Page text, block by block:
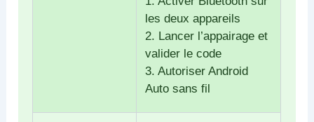
les deux appareils
2. Lancer l’appairage et
valider le code
3. Autoriser Android
Auto sans fil